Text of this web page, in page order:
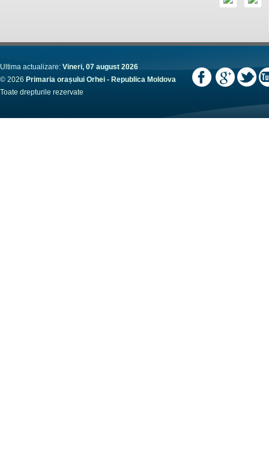
Ultima actualizare: Vineri, 07 august 2026
© 2026 Primaria orașului Orhei - Republica Moldova
Toate drepturile rezervate